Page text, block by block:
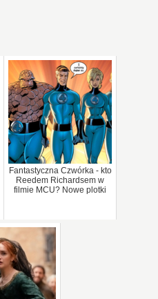
Fantastyczna Czwórka - kto
Reedem Richardsem w
filmie MCU? Nowe plotki